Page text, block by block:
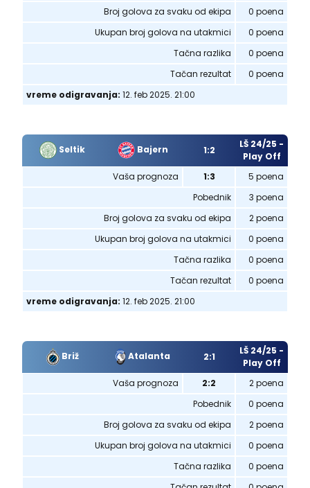
Broj golova za svaku od ekipa
0 poena
Ukupan broj golova na utakmici
0 poena
Tačna razlika
0 poena
Tačan rezultat
0 poena
vreme odigravanja: 12. feb 2025. 21:00
Seltik Bajern 1:2
LŠ 24/25 -
Play Off
Vaša prognoza
1:3
5 poena
Pobednik
3 poena
Broj golova za svaku od ekipa
2 poena
Ukupan broj golova na utakmici
0 poena
Tačna razlika
0 poena
Tačan rezultat
0 poena
vreme odigravanja: 12. feb 2025. 21:00
Briž Atalanta 2:1
LŠ 24/25 -
Play Off
Vaša prognoza
2:2
2 poena
Pobednik
0 poena
Broj golova za svaku od ekipa
2 poena
Ukupan broj golova na utakmici
0 poena
Tačna razlika
0 poena